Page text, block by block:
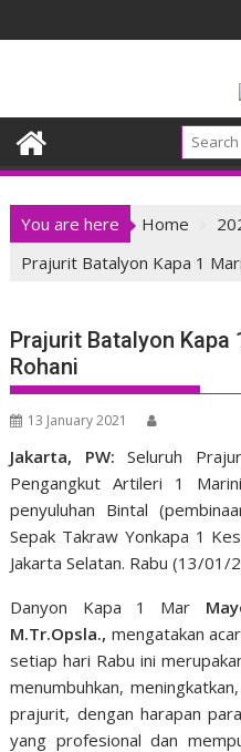
to
You are here Home
Prajurit Batalyon Kapa 1
Prajurit Batalyon Kapa
Rohani
13 January 2021
Jakarta, PW: Seluruh
Pengangkut Artileri 1
penyuluhan Bintal
Sepak Takraw Yonkapa 1
Jakarta Selatan. Rabu (13/01/
Danyon Kapa 1 Mar
M.Tr.Opsla., mengatakan
setiap hari Rabu ini
menumbuhkan,
prajurit, dengan harapan
yang profesional dan